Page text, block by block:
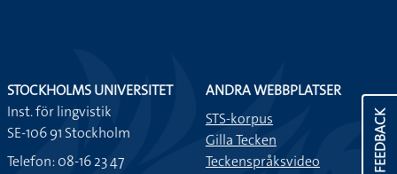
FEEDBACK
STOCKHOLMS UNIVERSITET
Inst. för lingvistik
SE-106 91 Stockholm
Telefon: 08-16 23 47
ANDRA WEBBPLATSER
STS-korpus
Gilla Tecken
Teckenspråksvideo